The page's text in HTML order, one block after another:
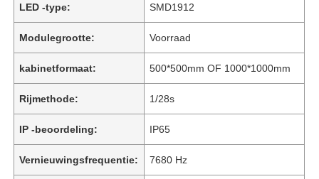
LED -type: SMD1912
Modulegrootte: Voorraad
kabinetformaat: 500*500mm OF 1000*1000mm
Rijmethode: 1/28s
IP -beoordeling: IP65
Vernieuwingsfrequentie: 7680 Hz